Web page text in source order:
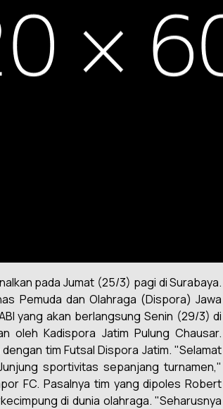
pada Jumat (25/3) pagi di Surabaya.
Pemuda dan Olahraga (Dispora) Jawa
yang akan berlangsung Senin (29/3) di
oleh Kadispora Jatim Pulung Chausar.
tim Futsal Dispora Jatim. "Selamat
sportivitas sepanjang turnamen,"
FC. Pasalnya tim yang dipoles Robert
di dunia olahraga. "Seharusnya